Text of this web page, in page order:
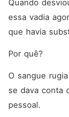
Quando
essa vadia
que havia
Por quê?
O sangue
se dava conta
pessoal.